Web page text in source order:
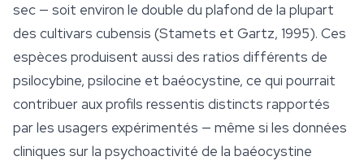
sec — soit environ le double du plafond de la plupart
des cultivars cubensis (Stamets et Gartz, 1995). Ces
espèces produisent aussi des ratios différents de
psilocybine, psilocine et baéocystine, ce qui pourrait
contribuer aux profils ressentis distincts rapportés
par les usagers expérimentés — même si les données
cliniques sur la psychoactivité de la baéocystine